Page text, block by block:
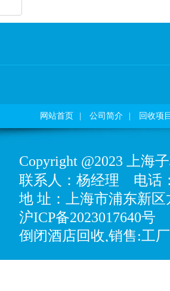
网站首页 公司简介 回收项
Copyright@2023上海
联系人：杨经理 电话
地址：上海市浦东新区
沪ICP备2023017640号
倒闭酒店回收,销售:工